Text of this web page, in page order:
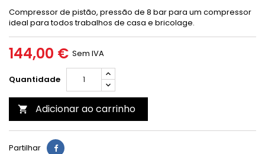
Compressor de pistão, pressão de 8 bar para um compressor
ideal para todos trabalhos de casa e bricolage.
144,00 € Sem IVA
Quantidade
 Adicionar ao carrinho
Partilhar